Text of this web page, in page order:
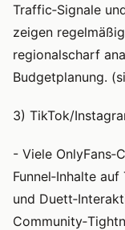
Traffic‑Signale
zeigen
regionalscharf
Budgetplanung.
3) TikTok/
- Viele
Funnel‑Inhalte
und